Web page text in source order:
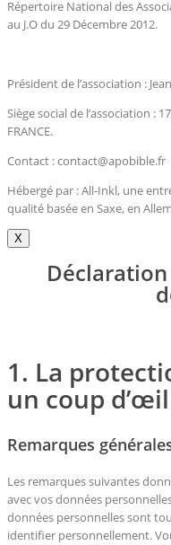
Répertoire National des
au J.O du 29 Décembre 2012.
Président de l’association :
Siège social de l’association :
FRANCE.
Contact : contact@apobible.fr
Hébergé par : All-Inkl, une
qualité basée en Saxe, en
X
1. La
un coup d’œil
Remarques
Les remarques suivantes
avec vos données
données personnelles sont
identifier personnellement.